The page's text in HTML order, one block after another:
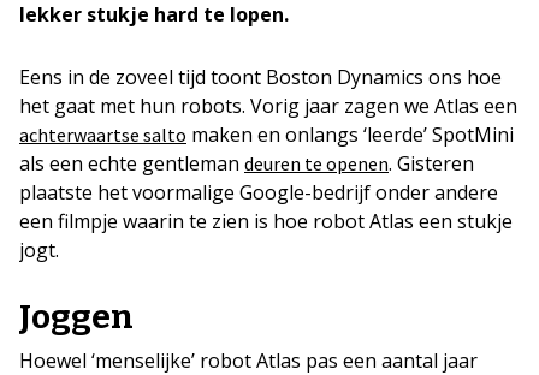
lekker stukje hard te lopen.
Eens in de zoveel tijd toont Boston Dynamics ons hoe
het gaat met hun robots. Vorig jaar zagen we Atlas een
achterwaartse salto maken en onlangs ‘leerde’ SpotMini
als een echte gentleman deuren te openen. Gisteren
plaatste het voormalige Google-bedrijf onder andere
een filmpje waarin te zien is hoe robot Atlas een stukje
jogt.
Joggen
Hoewel ‘menselijke’ robot Atlas pas een aantal jaar